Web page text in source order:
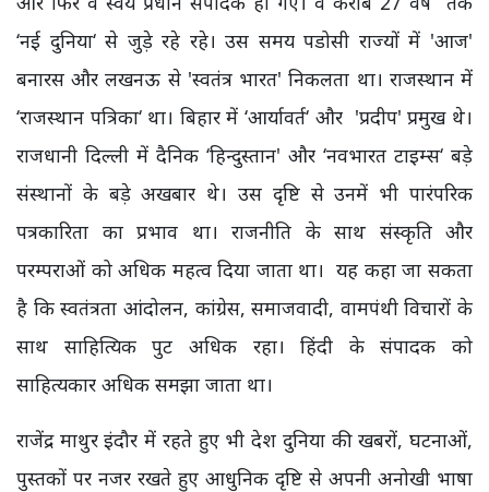
‘नई दुनिया‘ से जुड़े रहे रहे। उस समय पडोसी राज्यों में 'आज'
बनारस और लखनऊ से 'स्वतंत्र भारत' निकलता था। राजस्थान में
‘राजस्थान पत्रिका‘ था। बिहार में ‘आर्यावर्त‘ और 'प्रदीप' प्रमुख थे।
राजधानी दिल्ली में दैनिक ‘हिन्दुस्तान' और ‘नवभारत टाइम्स‘ बड़े
संस्थानों के बड़े अखबार थे। उस दृष्टि से उनमें भी पारंपरिक
पत्रकारिता का प्रभाव था। राजनीति के साथ संस्कृति और
परम्पराओं को अधिक महत्व दिया जाता था। यह कहा जा सकता
है कि स्वतंत्रता आंदोलन, कांग्रेस, समाजवादी, वामपंथी विचारों के
साथ साहित्यिक पुट अधिक रहा। हिंदी के संपादक को
साहित्यकार अधिक समझा जाता था।
राजेंद्र माथुर इंदौर में रहते हुए भी देश दुनिया की खबरों, घटनाओं,
पुस्तकों पर नजर रखते हुए आधुनिक दृष्टि से अपनी अनोखी भाषा